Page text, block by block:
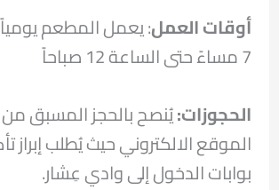
أوقات العمل: يعمل المطعم
7 مساءً حتى الساعة 12 صباحاً
الحجوزات:يُنصح بالحجز المسبق من
الموقع الالكتروني حيث يُطلب إبراز
بوابات الدخول إلى وادي عِشار.